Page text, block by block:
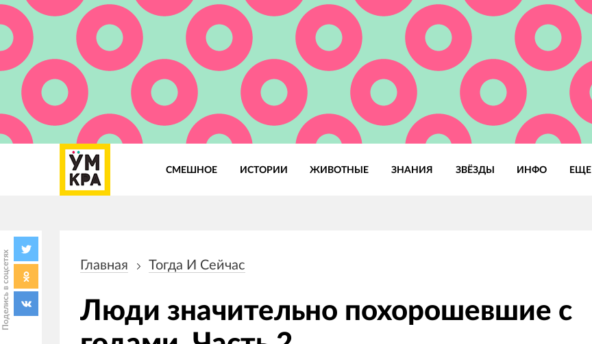
СМЕШНОЕ ИСТОРИИ ЖИВОТНЫЕ ЗНАНИЯ ЗВЁЗДЫ ИНФО ЕЩЕ
Поделись в соцсетях навигации
Главная Тогда И Сейчас
Люди значительно похорошевшие с